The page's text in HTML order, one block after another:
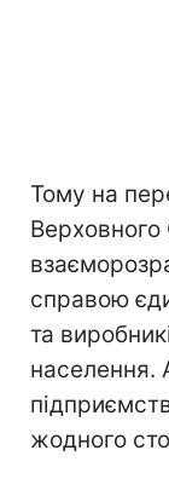
Тому на
справою
та
населення.
жодного